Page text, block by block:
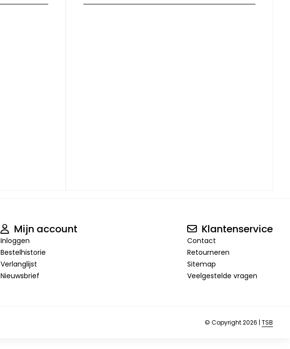
Mijn account
Inloggen
Bestelhistorie
Verlanglijst
Nieuwsbrief
Klantenservice
Contact
Retourneren
Sitemap
Veelgestelde vragen
© Copyright 2026 | TSB